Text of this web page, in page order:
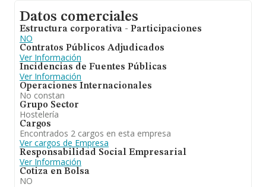
Datos comerciales
Estructura corporativa - Participaciones
NO
Contratos Públicos Adjudicados
Ver Información
Incidencias de Fuentes Públicas
Ver Información
Operaciones Internacionales
No constan
Grupo Sector
Hostelería
Cargos
Encontrados 2 cargos en esta empresa
Ver cargos de Empresa
Responsabilidad Social Empresarial
Ver Información
Cotiza en Bolsa
NO